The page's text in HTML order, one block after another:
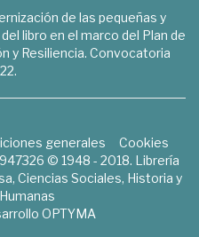
de las pequeñas y
libro en el marco del Plan de
y Resiliencia. Convocatoria
generales
Cookies
© 1948 - 2018. Librería
Ciencias Sociales, Historia y
OPTYMA